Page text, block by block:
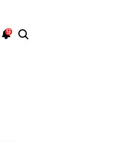
9